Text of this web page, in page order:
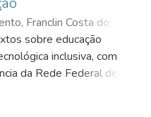
leitura e produção
profissional e técnica.
Franclin Costa do;
Maria Ferreira;Silva, Neide
sobre educação
inclusiva, com
da Rede Federal de
Científica e